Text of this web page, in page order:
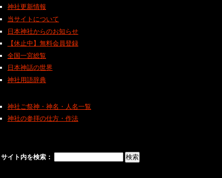
神社更新情報
当サイトについて
日本神社からのお知らせ
【休止中】無料会員登録
全国一宮総覧
日本神話の世界
神社用語辞典
神社ご祭神・神名・人名一覧
神社の参拝の仕方・作法
サイト内を検索：